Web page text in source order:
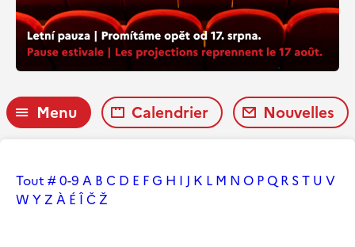
Menu Calendrier Nouvelles
Tout # 0-9 A B C D E FG H I J K L M N O PQ R ST U V
W YZ À É ÎČŽ